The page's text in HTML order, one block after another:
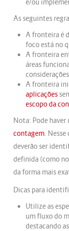
e/ou
As seguintes
A fronteira é
foco está no
A fronteira
áreas
A fronteira
aplicações
escopo da
Nota: Pode haver
contagem.
deverão ser
definida (como
da forma mais
Dicas para
Utilize as
um fluxo do
destacando